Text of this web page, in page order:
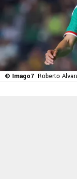
© Imago7 Roberto